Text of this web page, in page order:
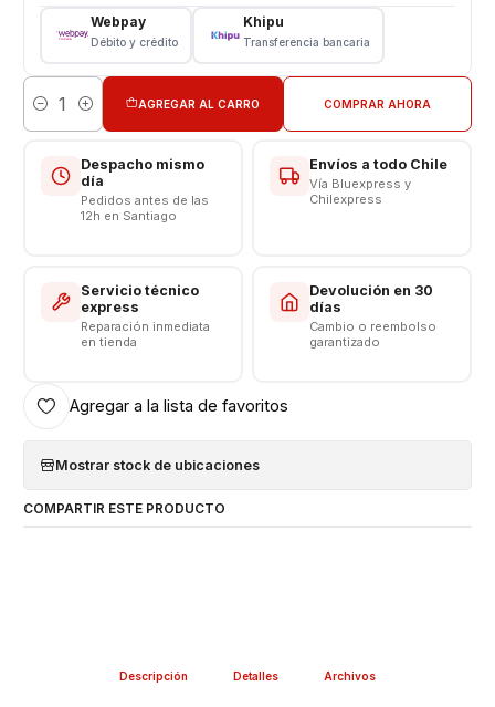
Modelo: A32 4G
VALOR INCLUYE INSTALACION EN TIENDA
Webpay
Débito y crédito
Khipu
Transferencia bancaria
Cantidad
AGREGAR AL CARRO COMPRAR AHORA
Despacho mismo
día
Pedidos antes de las
12h en Santiago
Envíos a todo Chile
Vía Bluexpress y
Chilexpress
Servicio técnico
express
Reparación inmediata
en tienda
Devolución en 30
días
Cambio o reembolso
garantizado
Agregar a la lista de favoritos
Mostrar stock de ubicaciones
COMPARTIR ESTE PRODUCTO
Descripción Detalles Archivos